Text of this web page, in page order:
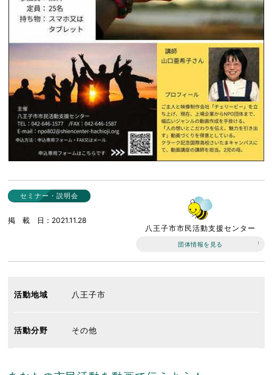
セミナー・説明会
掲載日
2021.11.28
八王子市市民活動支援センター
団体情報を見る
活動地域 八王子市
活動分野 その他